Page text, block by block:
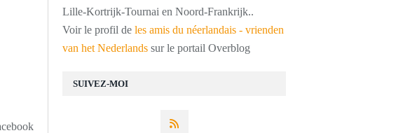
SUIVEZ-MOI
Lille-Kortrijk-Tournai en Noord-Frankrijk..
Voir le profil de les amis du néerlandais - vrienden
van het Nederlands sur le portail Overblog